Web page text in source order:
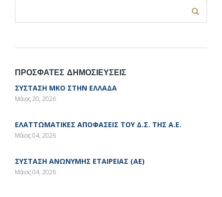
ΠΡΟΣΦΑΤΕΣ ΔΗΜΟΣΙΕΥΣΕΙΣ
ΣΥΣΤΑΣΗ ΜΚΟ ΣΤΗΝ ΕΛΛΑΔΑ
Μάιος 20, 2026
ΕΛΑΤΤΩΜΑΤΙΚΕΣ ΑΠΟΦΑΣΕΙΣ ΤΟΥ Δ.Σ. ΤΗΣ Α.Ε.
Μάιος 04, 2026
ΣΥΣΤΑΣΗ ΑΝΩΝΥΜΗΣ ΕΤΑΙΡΕΙΑΣ (ΑΕ)
Μάιος 04, 2026